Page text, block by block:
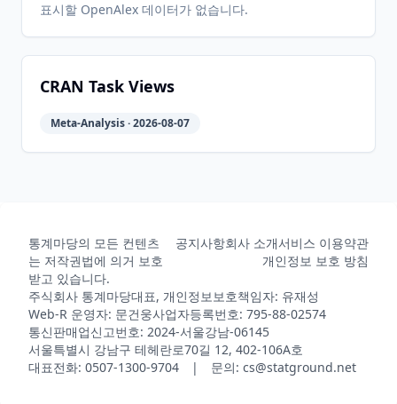
표시할 OpenAlex 데이터가 없습니다.
CRAN Task Views
Meta-Analysis · 2026-08-07
통계마당의 모든 컨텐츠
는 저작권법에 의거 보호
받고 있습니다.
공지사항회사 소개서비스 이용약관
개인정보 보호 방침
주식회사 통계마당대표, 개인정보보호책임자: 유재성
Web-R 운영자: 문건웅사업자등록번호: 795-88-02574
통신판매업신고번호: 2024-서울강남-06145
서울특별시 강남구 테헤란로70길 12, 402-106A호
대표전화: 0507-1300-9704 | 문의: cs@statground.net